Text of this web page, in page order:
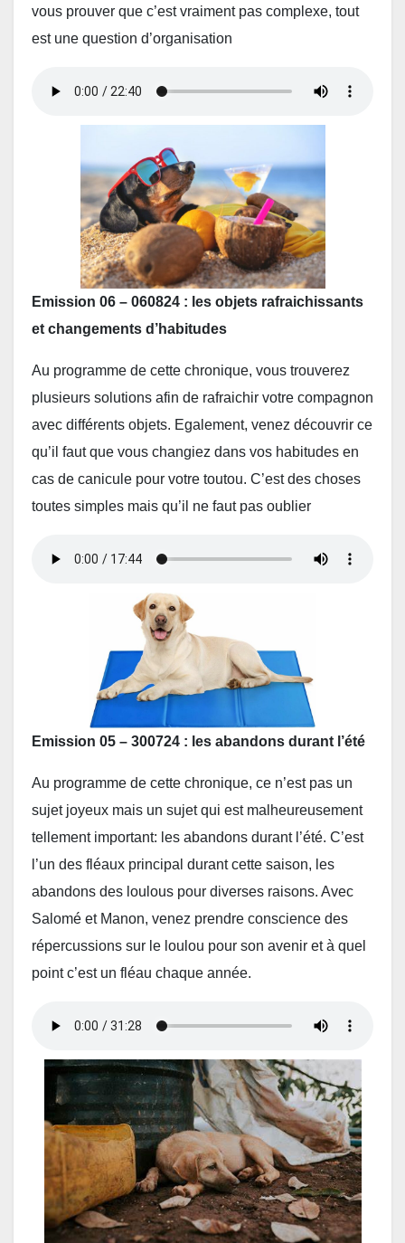
vous prouver que c’est vraiment pas complexe, tout
est une question d’organisation
Emission 06 – 060824 : les objets rafraichissants
et changements d’habitudes
Au programme de cette chronique, vous trouverez
plusieurs solutions afin de rafraichir votre compagnon
avec différents objets. Egalement, venez découvrir ce
qu’il faut que vous changiez dans vos habitudes en
cas de canicule pour votre toutou. C’est des choses
toutes simples mais qu’il ne faut pas oublier
Emission 05 – 300724 : les abandons durant l’été
Au programme de cette chronique, ce n’est pas un
sujet joyeux mais un sujet qui est malheureusement
tellement important: les abandons durant l’été. C’est
l’un des fléaux principal durant cette saison, les
abandons des loulous pour diverses raisons. Avec
Salomé et Manon, venez prendre conscience des
répercussions sur le loulou pour son avenir et à quel
point c’est un fléau chaque année.